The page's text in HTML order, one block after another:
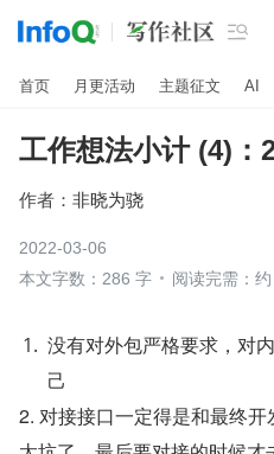

首页 月更活动 主题征文 AI
工作想法小计 (4)：
作者： 非晓为骁
2022-03-06
本文字数：286 字
阅读完需：
没有对外包严格要求，对
己
2. 对接接口一定得是和最终